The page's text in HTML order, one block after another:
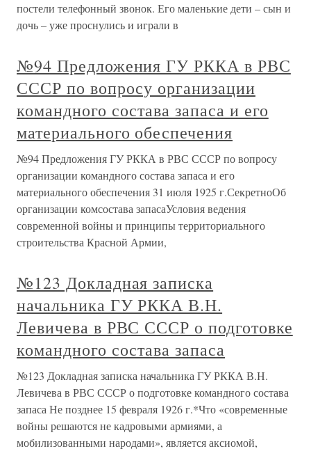
постели телефонный звонок. Его маленькие дети – сын и
дочь – уже проснулись и играли в
№94 Предложения ГУ РККА в РВС
СССР по вопросу организации
командного состава запаса и его
материального обеспечения
№94 Предложения ГУ РККА в РВС СССР по вопросу
организации командного состава запаса и его
материального обеспечения 31 июля 1925 г.СекретноОб
организации комсостава запасаУсловия ведения
современной войны и принципы территориального
строительства Красной Армии,
№123 Докладная записка
начальника ГУ РККА В.Н.
Левичева в РВС СССР о подготовке
командного состава запаса
№123 Докладная записка начальника ГУ РККА В.Н.
Левичева в РВС СССР о подготовке командного состава
запаса Не позднее 15 февраля 1926 г.*Что «современные
войны решаются не кадровыми армиями, а
мобилизованными народами», является аксиомой,